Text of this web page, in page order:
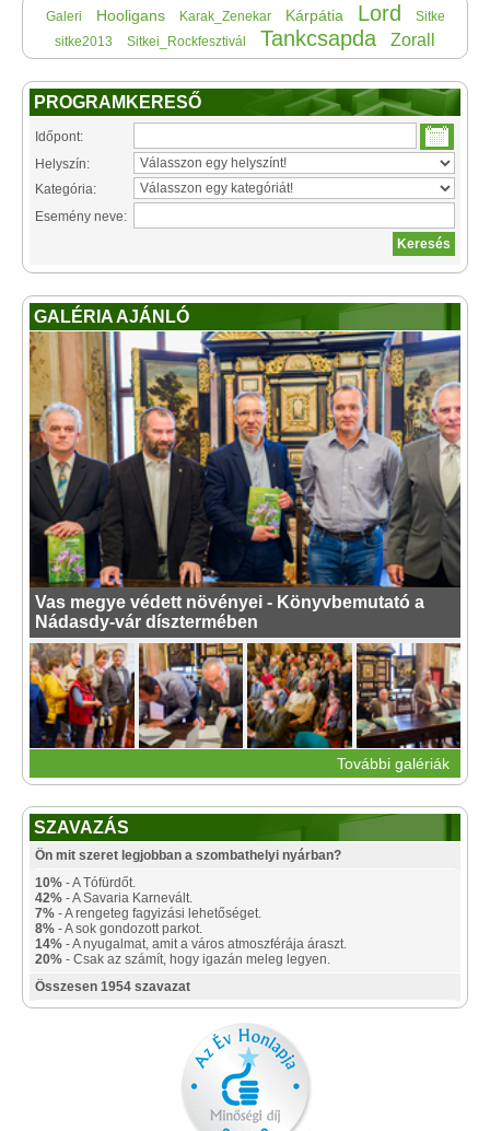
Galeri Hooligans Karak_Zenekar Kárpátia Lord
Sitke
sitke2013
Sitkei_Rockfesztivál Tankcsapda Zorall
PROGRAMKERESŐ
Időpont:
Helyszín:
Kategória:
Esemény neve:
GALÉRIA AJÁNLÓ
Vas megye védett növényei - Könyvbemutató a
Nádasdy-vár dísztermében
További galériák
SZAVAZÁS
Ön mit szeret legjobban a szombathelyi nyárban?
10% - A Tófürdőt.
42% - A Savaria Karnevált.
7% - A rengeteg fagyizási lehetőséget.
8% - A sok gondozott parkot.
14% - A nyugalmat, amit a város atmoszférája áraszt.
20% - Csak az számít, hogy igazán meleg legyen.
Összesen 1954 szavazat